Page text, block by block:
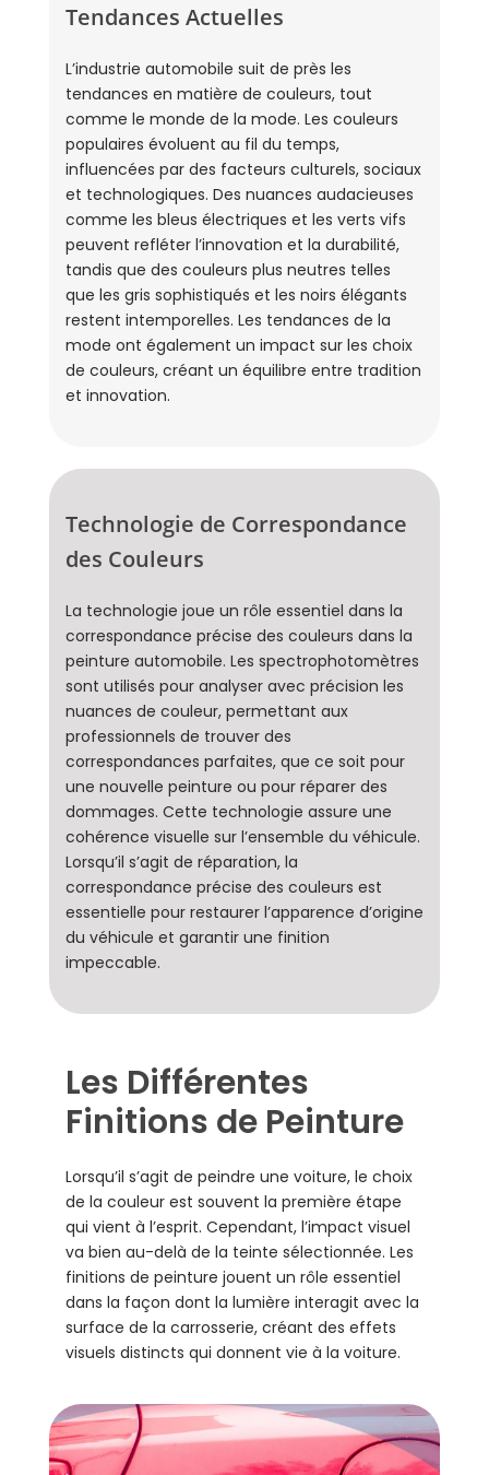
Tendances Actuelles
L’industrie automobile suit de près les
tendances en matière de couleurs, tout
comme le monde de la mode. Les couleurs
populaires évoluent au fil du temps,
influencées par des facteurs culturels, sociaux
et technologiques. Des nuances audacieuses
comme les bleus électriques et les verts vifs
peuvent refléter l’innovation et la durabilité,
tandis que des couleurs plus neutres telles
que les gris sophistiqués et les noirs élégants
restent intemporelles. Les tendances de la
mode ont également un impact sur les choix
de couleurs, créant un équilibre entre tradition
et innovation.
Technologie de Correspondance
des Couleurs
La technologie joue un rôle essentiel dans la
correspondance précise des couleurs dans la
peinture automobile. Les spectrophotomètres
sont utilisés pour analyser avec précision les
nuances de couleur, permettant aux
professionnels de trouver des
correspondances parfaites, que ce soit pour
une nouvelle peinture ou pour réparer des
dommages. Cette technologie assure une
cohérence visuelle sur l’ensemble du véhicule.
Lorsqu’il s’agit de réparation, la
correspondance précise des couleurs est
essentielle pour restaurer l’apparence d’origine
du véhicule et garantir une finition
impeccable.
Les Différentes
Finitions de Peinture
Lorsqu’il s’agit de peindre une voiture, le choix
de la couleur est souvent la première étape
qui vient à l’esprit. Cependant, l’impact visuel
va bien au-delà de la teinte sélectionnée. Les
finitions de peinture jouent un rôle essentiel
dans la façon dont la lumière interagit avec la
surface de la carrosserie, créant des effets
visuels distincts qui donnent vie à la voiture.